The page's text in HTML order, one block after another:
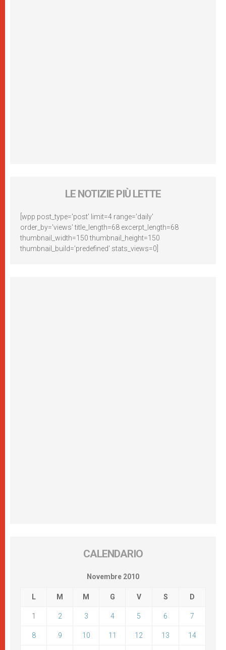
LE NOTIZIE PIÙ LETTE
[wpp post_type='post' limit=4 range='daily'
order_by='views' title_length=68 excerpt_length=68
thumbnail_width=150 thumbnail_height=150
thumbnail_build='predefined' stats_views=0]
CALENDARIO
Novembre 2010
L M M G V S D
1 2 3 4 5 6 7
8 9 10 11 12 13 14